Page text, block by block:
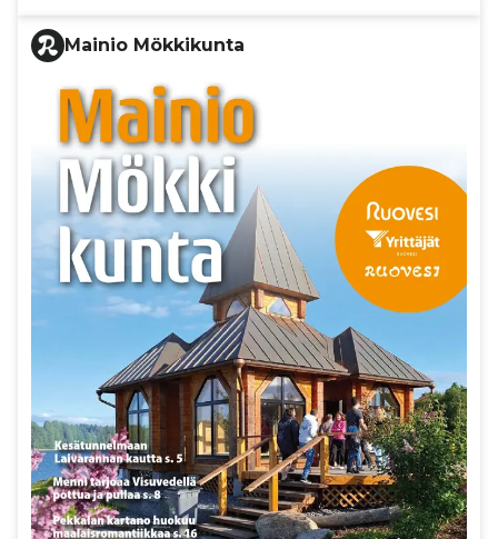
Mainio Mökkikunta